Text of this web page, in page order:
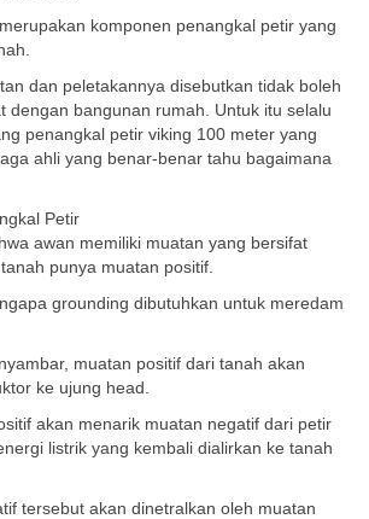
komponen penangkal petir yang
dan peletakannya disebutkan tidak boleh
dengan bangunan rumah. Untuk itu selalu
penangkal petir viking 100 meter yang
ahli yang benar-benar tahu bagaimana
Petir
awan memiliki muatan yang bersifat
punya muatan positif.
grounding dibutuhkan untuk meredam
muatan positif dari tanah akan
ke ujung head.
akan menarik muatan negatif dari petir
listrik yang kembali dialirkan ke tanah
tersebut akan dinetralkan oleh muatan